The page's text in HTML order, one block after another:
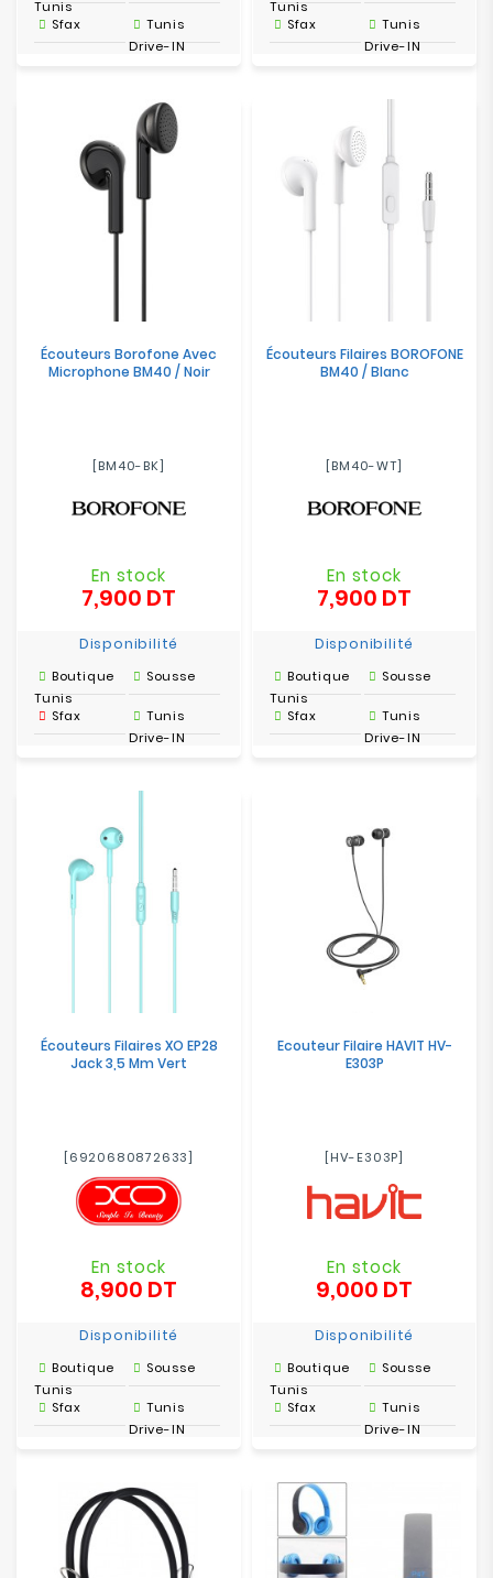
Tunis
Sfax
Tunis
Drive-IN
Tunis
Sfax
Tunis
Drive-IN
Écouteurs Borofone Avec
Microphone BM40 / Noir
[BM40-BK]
En stock
7,900 DT
Disponibilité
Boutique
Tunis
Sousse
Sfax
Tunis
Drive-IN
Écouteurs Filaires BOROFONE
BM40 / Blanc
[BM40-WT]
En stock
7,900 DT
Disponibilité
Boutique
Tunis
Sousse
Sfax
Tunis
Drive-IN
Écouteurs Filaires XO EP28
Jack 3,5 Mm Vert
[6920680872633]
En stock
8,900 DT
Disponibilité
Boutique
Tunis
Sousse
Sfax
Tunis
Drive-IN
Ecouteur Filaire HAVIT HV-
E303P
[HV-E303P]
En stock
9,000 DT
Disponibilité
Boutique
Tunis
Sousse
Sfax
Tunis
Drive-IN